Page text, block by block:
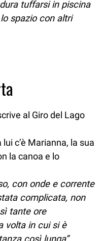
tuffarsi in piscina
spazio con altri
al Giro del Lago
c’è Marianna, la sua
la canoa e lo
con onde e corrente
complicata, non
tante ore
volta in cui si è
così lunga”.